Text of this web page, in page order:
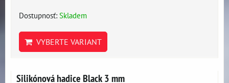
Dostupnosť: Skladem
VYBERTE VARIANT
Silikónová hadice Black 3 mm